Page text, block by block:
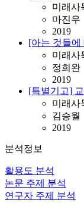
미래사
마진우
2019
[아는 것들에
미래사
정희완
2019
[특별기고]
미래사
김승월
2019
분석정보
활용도 분석
논문 주제 분석
연구자 주제 분석